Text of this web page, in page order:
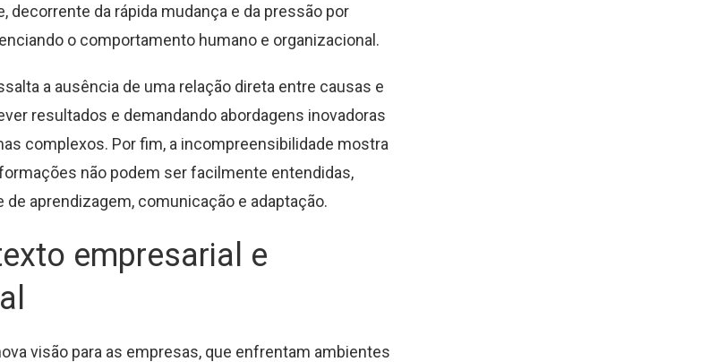
decorrente da rápida mudança e da pressão por
o comportamento humano e organizacional.
a ausência de uma relação direta entre causas e
resultados e demandando abordagens inovadoras
complexos. Por fim, a incompreensibilidade mostra
não podem ser facilmente entendidas,
de aprendizagem, comunicação e adaptação.
empresarial e
visão para as empresas, que enfrentam ambientes